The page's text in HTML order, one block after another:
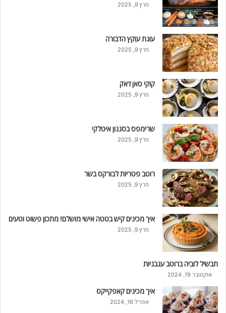
מרץ 9, 2025
עוגת עוקץ הדבורה
מרץ 9, 2025
קוקי סאן ז'אק
מרץ 9, 2025
שרימפס בסגנון איטלקי
מרץ 9, 2025
רוטב פטריות לבורקס בשר
מרץ 9, 2025
איך מכינים קיש בטטה אישי מושלם! מתכון פשוט וטעים
מרץ 9, 2025
תבשיל לוביה ברוטב עגבניות
אוקטובר 19, 2024
איך מכינים קאפקייקס
אפריל 16, 2024